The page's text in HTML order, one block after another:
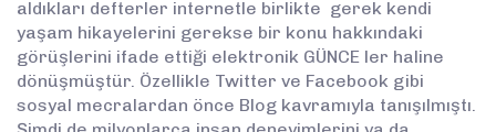
aldıkları defterler internetle birlikte gerek kendi
yaşam hikayelerini gerekse bir konu hakkındaki
görüşlerini ifade ettiği elektronik GÜNCE ler haline
dönüşmüştür. Özellikle Twitter ve Facebook gibi
sosyal mecralardan önce Blog kavramıyla tanışılmıştı.